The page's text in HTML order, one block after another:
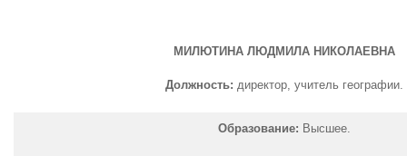
МИЛЮТИНА ЛЮДМИЛА НИКОЛАЕВНА
Должность: директор, учитель географии.
Образование: Высшее.